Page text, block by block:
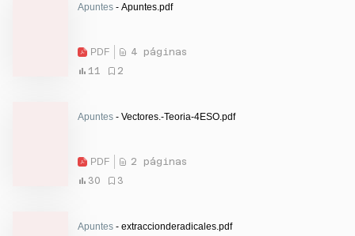
Apuntes - Apuntes.pdf
PDF
4 páginas
11
2
Apuntes - Vectores.-Teoria-4ESO.pdf
PDF
2 páginas
30
3
Apuntes - extraccionderadicales.pdf